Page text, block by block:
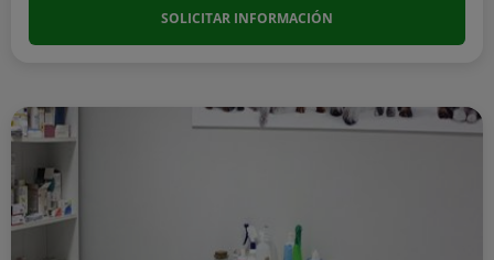
SOLICITAR INFORMACIÓN